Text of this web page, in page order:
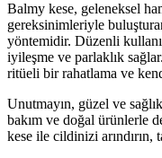
Balmy kese, geleneksel
gereksinimleriyle
yöntemidir. Düzenli
iyileşme ve parlaklık
ritüeli bir rahatlama ve
Unutmayın, güzel ve
bakım ve doğal ürünlerle
kese ile cildinizi